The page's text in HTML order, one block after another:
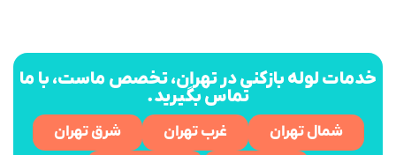
خدمات لوله بازکنی در تهران، تخصص ماست، با ما
تماس بگیرید.
شمال تهران غرب تهران
شرق تهران